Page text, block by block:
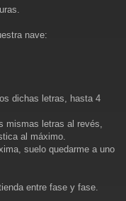
nave:
dichas letras, hasta 4
mismas letras al revés,
al máximo.
suelo quedarme a uno
entre fase y fase.